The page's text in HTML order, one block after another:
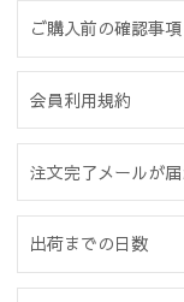
ご購入前の確認事項
会員利用規約
注文完了メールが
出荷までの日数